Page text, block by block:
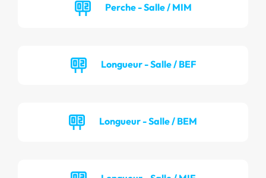
Perche - Salle / MIM
Longueur - Salle / BEF
Longueur - Salle / BEM